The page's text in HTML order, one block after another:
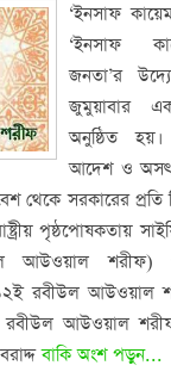
‘ইনসাফ
‘ইনসাফ
জনতা’র
জুমুয়াবার
অনুষ্ঠিত
আদেশ ও অসৎ
থেকে সরকারের
পৃষ্ঠপোষকতায়
শরীফ)
রবীউল আউওয়াল
রবীউল আউওয়াল
বাকি অংশ পড়ুন...